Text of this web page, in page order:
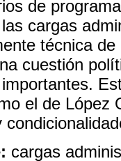
de
cargas
técnica
cuestión
el de López
cargas